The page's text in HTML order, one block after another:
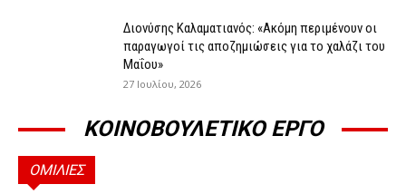
Διονύσης Καλαματιανός: «Ακόμη περιμένουν οι
παραγωγοί τις αποζημιώσεις για το χαλάζι του
Μαΐου»
27 Ιουλίου, 2026
ΚΟΙΝΟΒΟΥΛΕΤΙΚΟ ΕΡΓΟ
ΟΜΙΛΙΕΣ
ΟΜΙΛΊΕΣ